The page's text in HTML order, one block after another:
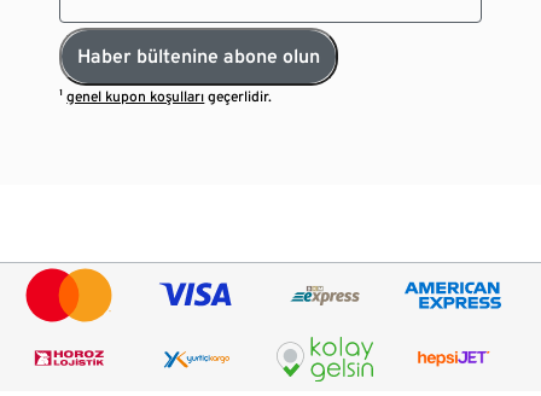
Haber bültenine abone olun
¹genel kupon koşulları geçerlidir.